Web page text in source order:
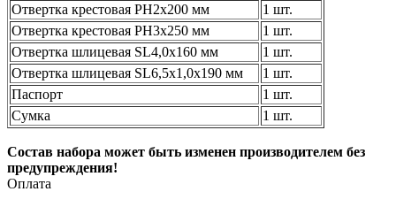
Отвертка крестовая PH2х200 мм
1 шт.
Отвертка крестовая PH3х250 мм
1 шт.
Отвертка шлицевая SL4,0х160 мм
1 шт.
Отвертка шлицевая SL6,5х1,0х190 мм
1 шт.
Паспорт
1 шт.
Сумка
1 шт.
Состав набора может быть изменен производителем без
предупреждения!
Оплата